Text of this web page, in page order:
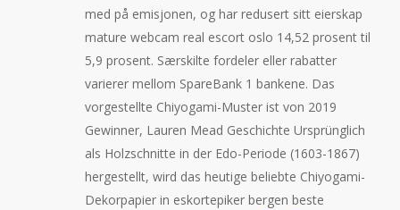
med på emisjonen, og har redusert sitt eierskap
mature webcam real escort oslo 14,52 prosent til
5,9 prosent. Særskilte fordeler eller rabatter
varierer mellom SpareBank 1 bankene. Das
vorgestellte Chiyogami-Muster ist von 2019
Gewinner, Lauren Mead Geschichte Ursprünglich
als Holzschnitte in der Edo-Periode (1603-1867)
hergestellt, wird das heutige beliebte Chiyogami-
Dekorpapier in eskortepiker bergen beste